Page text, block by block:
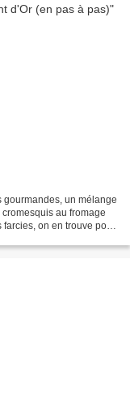
un mélange
au fromage
on en trouve pour